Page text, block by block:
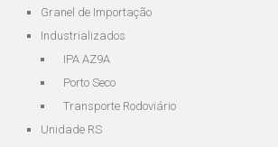
Granel de Importação
Industrializados
IPA AZ9A
Porto Seco
Transporte Rodoviário
Unidade RS